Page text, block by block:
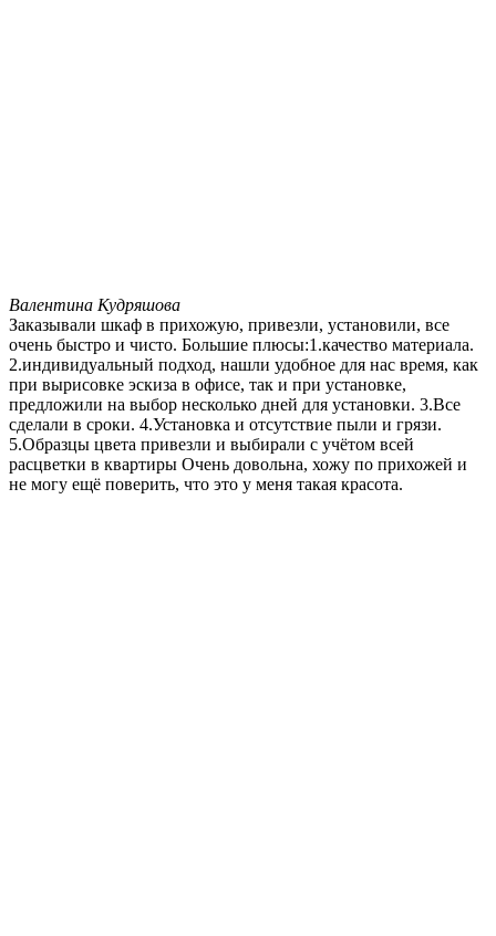
Валентина Кудряшова
Заказывали шкаф в прихожую, привезли, установили, все
очень быстро и чисто. Большие плюсы:1.качество материала.
2.индивидуальный подход, нашли удобное для нас время, как
при вырисовке эскиза в офисе, так и при установке,
предложили на выбор несколько дней для установки. 3.Все
сделали в сроки. 4.Установка и отсутствие пыли и грязи.
5.Образцы цвета привезли и выбирали с учётом всей
расцветки в квартиры Очень довольна, хожу по прихожей и
не могу ещё поверить, что это у меня такая красота.